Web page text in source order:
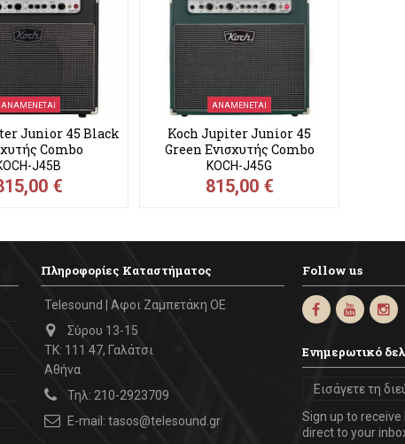
ΑΝΑΜΈΝΕΤΑΙ
Junior 45 Black
Combo
J45B
€
ΑΝΑΜΈΝΕΤΑΙ
Koch Jupiter Junior 45
Green Ενισχυτής Combo
Ηλεκτρικής...
KOCH-J45G
815,00 €
Πληροφορίες Καταστήματος
Telesound | Αφοι Ζαμπετάκη ΟΕ
Σύρου 13-15
ΤΚ: 111 47, Γαλάτσι
Αθήνα
Τηλ: 210-2923709
E-mail: tasos@telesound.gr
Follow us
Ενημερωτικό
Sign up to
direct to your